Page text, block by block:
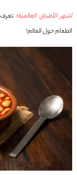
أشهر الأطباق العالمية؛
الطعام حول العالم!